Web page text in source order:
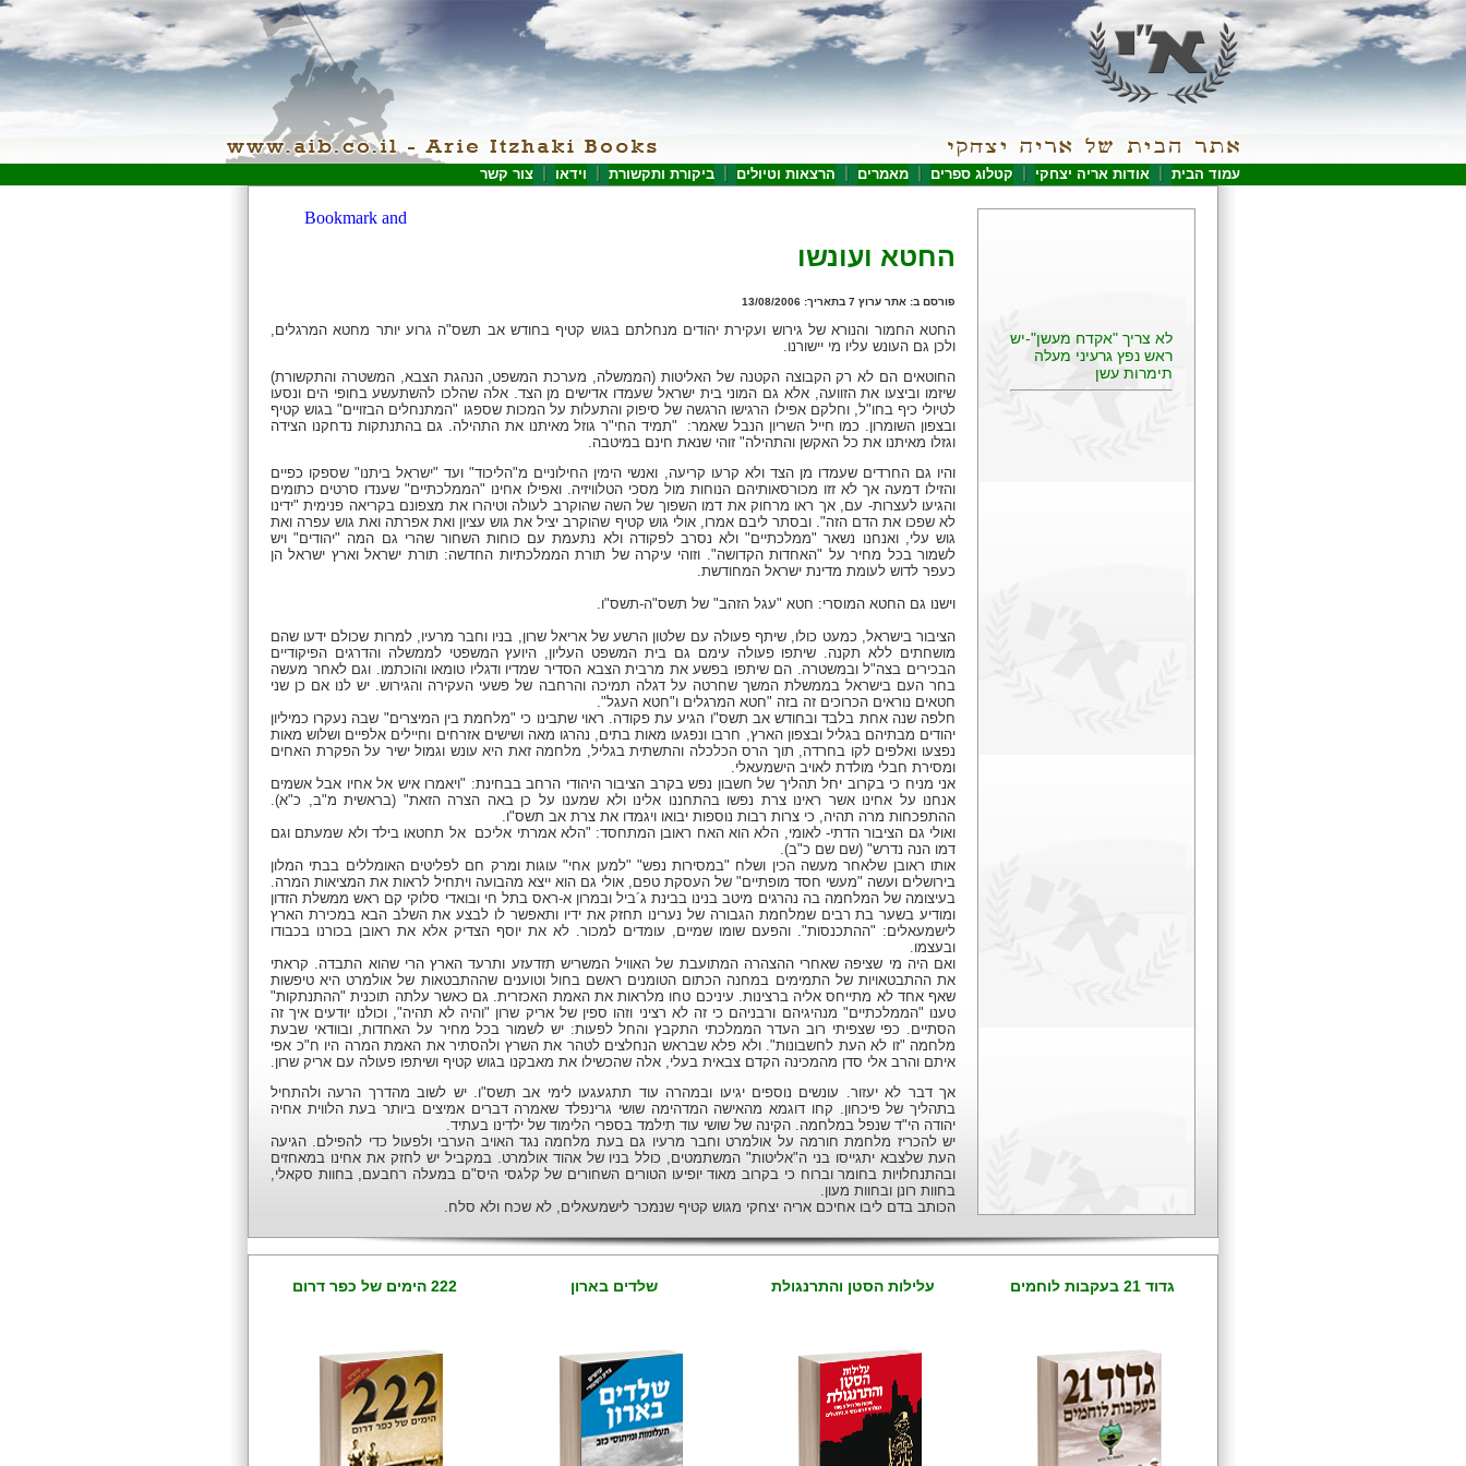
עמוד הבית אודות אריה יצחקי קטלוג ספרים מאמרים הרצאות וטיולים ביקורת ותקשורת וידאו צור קשר
לא צריך "אקדח מעשן"-יש
ראש נפץ גרעיני מעלה
תימרות עשן
ריבונות יהודית בארץ
ישראל
"התותח הקדוש" של
האמריקנים ואותה
הקונספציה...
מלחמת מאה וארבעים
השנים
החטא ועונשו
פורסם ב: אתר ערוץ 7 בתאריך: 13/08/2006
החטא החמור והנורא של גירוש ועקירת יהודים מנחלתם בגוש קטיף בחודש אב תשס"ה גרוע יותר מחטא המרגלים,
ולכן גם העונש עליו מי יישורנו.
החוטאים הם לא רק הקבוצה הקטנה של האליטות (הממשלה, מערכת המשפט, הנהגת הצבא, המשטרה והתקשורת)
שיזמו וביצעו את הזוועה, אלא גם המוני בית ישראל שעמדו אדישים מן הצד. אלה שהלכו להשתעשע בחופי הים ונסעו
לטיולי כיף בחו"ל, וחלקם אפילו הרגישו הרגשה של סיפוק והתעלות על המכות שספגו "המתנחלים הבזויים" בגוש קטיף
ובצפון השומרון. כמו חייל השריון הנבל שאמר: "תמיד החי"ר גוזל מאיתנו את התהילה. גם בהתנתקות נדחקנו הצידה
וגזלו מאיתנו את כל האקשן והתהילה" זוהי שנאת חינם במיטבה.
והיו גם החרדים שעמדו מן הצד ולא קרעו קריעה, ואנשי הימין החילוניים מ"הליכוד" ועד "ישראל ביתנו" שספקו כפיים
והזילו דמעה אך לא זזו מכורסאותיהם הנוחות מול מסכי הטלוויזיה. ואפילו אחינו "הממלכתיים" שענדו סרטים כתומים
והגיעו לעצרות- עם, אך ראו מרחוק את דמו השפוך של השה שהוקרב לעולה וטיהרו את מצפונם בקריאה פנימית "ידינו
לא שפכו את הדם הזה". ובסתר ליבם אמרו, אולי גוש קטיף שהוקרב יציל את גוש עציון ואת אפרתה ואת גוש עפרה ואת
גוש עלי, ואנחנו נשאר "ממלכתיים" ולא נסרב לפקודה ולא נתעמת עם כוחות השחור שהרי גם המה "יהודים" ויש
לשמור בכל מחיר על "האחדות הקדושה". וזוהי עיקרה של תורת הממלכתיות החדשה: תורת ישראל וארץ ישראל הן
כעפר לדוש לעומת מדינת ישראל המחודשת.
וישנו גם החטא המוסרי: חטא "עגל הזהב" של תשס"ה-תשס"ו.
הציבור בישראל, כמעט כולו, שיתף פעולה עם שלטון הרשע של אריאל שרון, בניו וחבר מרעיו, למרות שכולם ידעו שהם
מושחתים ללא תקנה. שיתפו פעולה עימם גם בית המשפט העליון, היועץ המשפטי לממשלה והדרגים הפיקודיים
הבכירים בצה"ל ובמשטרה. הם שיתפו בפשע את מרבית הצבא הסדיר שמדיו ודגליו טומאו והוכתמו. וגם לאחר מעשה
בחר העם בישראל בממשלת המשך שחרטה על דגלה תמיכה והרחבה של פשעי העקירה והגירוש. יש לנו אם כן שני
חטאים נוראים הכרוכים זה בזה "חטא המרגלים ו"חטא העגל".
חלפה שנה אחת בלבד ובחודש אב תשס"ו הגיע עת פקודה. ראוי שתבינו כי "מלחמת בין המיצרים" שבה נעקרו כמיליון
יהודים מבתיהם בגליל ובצפון הארץ, חרבו ונפגעו מאות בתים, נהרגו מאה ושישים אזרחים וחיילים אלפיים ושלוש מאות
נפצעו ואלפים לקו בחרדה, תוך הרס הכלכלה והתשתית בגליל, מלחמה זאת היא עונש וגמול ישיר על הפקרת האחים
ומסירת חבלי מולדת לאויב הישמעאלי.
אני מניח כי בקרוב יחל תהליך של חשבון נפש בקרב הציבור היהודי הרחב בבחינת: "ויאמרו איש אל אחיו אבל אשמים
אנחנו על אחינו אשר ראינו צרת נפשו בהתחננו אלינו ולא שמענו על כן באה הצרה הזאת" (בראשית מ"ב, כ"א).
ההתפכחות מרה תהיה, כי צרות רבות נוספות יבואו ויגמדו את צרת אב תשס"ו.
ואולי גם הציבור הדתי- לאומי, הלא הוא האח ראובן המתחסד: "הלא אמרתי אליכם אל תחטאו בילד ולא שמעתם וגם
דמו הנה נדרש" (שם שם כ"ב).
אותו ראובן שלאחר מעשה הכין ושלח "במסירות נפש" "למען אחי" עוגות ומרק חם לפליטים האומללים בבתי המלון
בירושלים ועשה "מעשי חסד מופתיים" של העסקת טפם, אולי גם הוא ייצא מהבועה ויתחיל לראות את המציאות המרה.
בעיצומה של המלחמה בה נהרגים מיטב בנינו בבינת ג´ביל ובמרון א-ראס בתל חי ובואדי סלוקי קם ראש ממשלת הזדון
ומודיע בשער בת רבים שמלחמת הגבורה של נערינו תחזק את ידיו ותאפשר לו לבצע את השלב הבא במכירת הארץ
לישמעאלים: "ההתכנסות". והפעם שומו שמיים, עומדים למכור. לא את יוסף הצדיק אלא את ראובן בכורנו בכבודו
ובעצמו.
ואם היה מי שציפה שאחרי ההצהרה המתועבת של האוויל המשריש תזדעזע ותרעד הארץ הרי שהוא התבדה. קראתי
את ההתבטאויות של התמימים במחנה הכתום הטומנים ראשם בחול וטוענים שההתבטאות של אולמרט היא טיפשות
שאף אחד לא מתייחס אליה ברצינות. עיניכם טחו מלראות את האמת האכזרית. גם כאשר עלתה תוכנית "ההתנתקות"
טענו "הממלכתיים" מנהיגיהם ורבניהם כי זה לא רציני וזהו ספין של אריק שרון "והיה לא תהיה", וכולנו יודעים איך זה
הסתיים. כפי שצפיתי רוב העדר הממלכתי התקבץ והחל לפעות: יש לשמור בכל מחיר על האחדות, ובוודאי שבעת
מלחמה "זו לא העת לחשבונות". ולא פלא שבראש הנחלצים לטהר את השרץ ולהסתיר את האמת המרה היו ח"כ אפי
איתם והרב אלי סדן מהמכינה הקדם צבאית בעלי, אלה שהכשילו את מאבקנו בגוש קטיף ושיתפו פעולה עם אריק שרון.
אך דבר לא יעזור. עונשים נוספים יגיעו ובמהרה עוד תתגעגעו לימי אב תשס"ו. יש לשוב מהדרך הרעה ולהתחיל
בתהליך של פיכחון. קחו דוגמא מהאישה המדהימה שושי גרינפלד שאמרה דברים אמיצים ביותר בעת הלווית אחיה
יהודה הי"ד שנפל במלחמה. הקינה של שושי עוד תילמד בספרי הלימוד של ילדינו בעתיד.
יש להכריז מלחמת חורמה על אולמרט וחבר מרעיו גם בעת מלחמה נגד האויב הערבי ולפעול כדי להפילם. הגיעה
העת שלצבא יתגייסו בני ה"אליטות" המשתמטים, כולל בניו של אהוד אולמרט. במקביל יש לחזק את אחינו במאחזים
ובהתנחלויות בחומר וברוח כי בקרוב מאוד יופיעו הטורים השחורים של קלגסי היס"ם במעלה רחבעם, בחוות סקאלי,
בחוות רונן ובחוות מעון.
הכותב בדם ליבו אחיכם אריה יצחקי מגוש קטיף שנמכר לישמעאלים, לא שכח ולא סלח.
גדוד 21 בעקבות לוחמים עלילות הסטן והתרנגולת שלדים בארון 222 הימים של כפר דרום